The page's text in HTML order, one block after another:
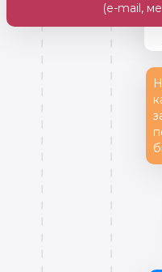
(e-mail,